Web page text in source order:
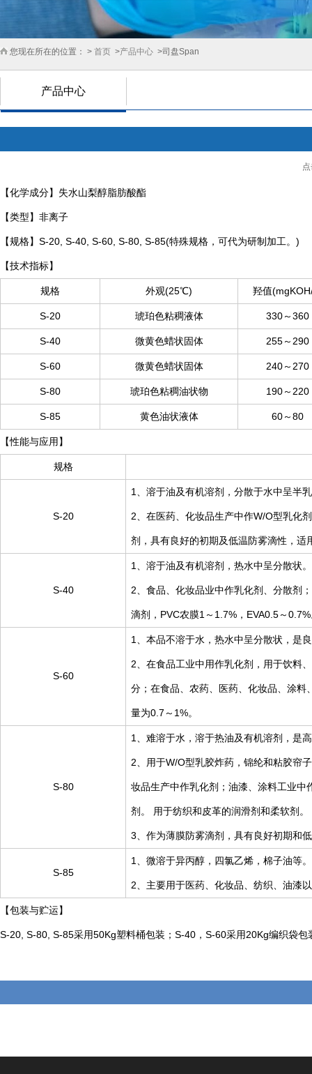
您现在所在的位置： > 首页 >产品中心 >司盘Span
产品中心
【化学成分】 失水山梨醇脂肪酸酯
【类型】 非离子
【规格】 S-20, S-40, S-60, S-80, S-85(特殊规格，可代为研制加工。)
【技术指标】
规格 外观(25℃) 羟值
S-20 琥珀色粘稠液体 330～360
S-40 微黄色蜡状固体 255～290
S-60 微黄色蜡状固体 240～270
S-80 琥珀色粘稠油状物 190～220
S-85 黄色油状液体 60～80
【性能与应用】
规格
S-20
1、溶于油及有机溶剂，分散于水中呈半
2、在医药、化妆品生产中作W/O型乳化
剂，具有良好的初期及低温防雾滴性，
S-40
1、溶于油及有机溶剂，热水中呈分散状。
2、食品、化妆品业中作乳化剂、分散剂
滴剂，PVC农膜1～1.7%，EVA0.5～
S-60
1、本品不溶于水，热水中呈分散状，是
2、在食品工业中用作乳化剂，用于饮料
分；在食品、农药、医药、化妆品、涂料
量为0.7～1%。
S-80
1、难溶于水，溶于热油及有机溶剂，是
2、用于W/O型乳胶炸药，锦纶和粘胶帘
妆品生产中作乳化剂；油漆、涂料工业
剂。 用于纺织和皮革的润滑剂和柔软剂。
3、作为薄膜防雾滴剂，具有良好初期和
S-85
1、微溶于异丙醇，四氯乙烯，棉子油等。
2、主要用于医药、化妆品、纺织、油漆
【包装与贮运】
S-20, S-80, S-85采用50Kg塑料桶包装；S-40，S-60采用20Kg编织袋